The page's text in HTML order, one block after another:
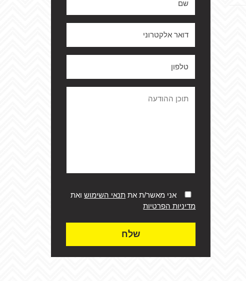
אני מאשר/ת את תנאי השימושואת
מדיניות הפרטיות
שלח